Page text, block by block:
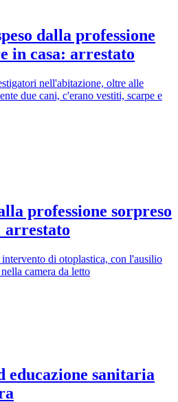
dalla professione
in casa: arrestato
nell'abitazione, oltre alle
due cani, c'erano vestiti, scarpe e
professione sorpreso
arrestato
di otoplastica, con l'ausilio
camera da letto
educazione sanitaria